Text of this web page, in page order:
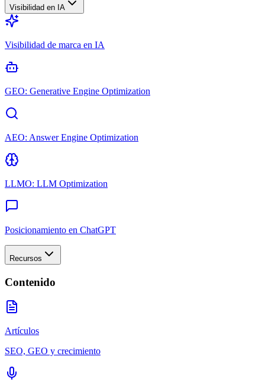
Visibilidad en IA
Visibilidad de marca en IA
GEO: Generative Engine Optimization
AEO: Answer Engine Optimization
LLMO: LLM Optimization
Posicionamiento en ChatGPT
Recursos
Contenido
Artículos
SEO, GEO y crecimiento